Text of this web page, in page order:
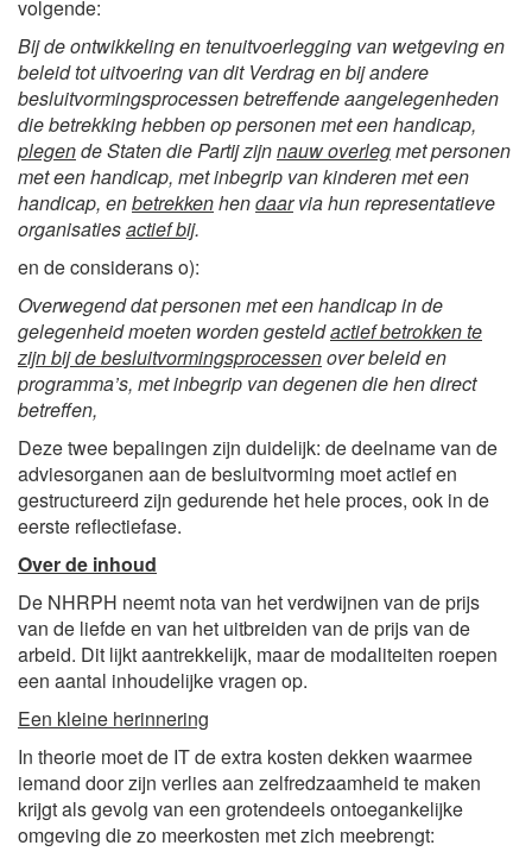
volgende:
Bij de ontwikkeling en tenuitvoerlegging van wetgeving en
beleid tot uitvoering van dit Verdrag en bij andere
besluitvormingsprocessen betreffende aangelegenheden
die betrekking hebben op personen met een handicap,
plegende Staten die Partij zijnnauw overlegmet personen
met een handicap, met inbegrip van kinderen met een
handicap, enbetrekkenhendaarvia hun representatieve
organisatiesactief bij.
en de considerans o):
Overwegend dat personen met een handicap in de
gelegenheid moeten worden gesteldactief betrokken te
zijn bij de besluitvormingsprocessenover beleid en
programma’s, met inbegrip van degenen die hen direct
betreffen,
Deze twee bepalingen zijn duidelijk: de deelname van de
adviesorganen aan de besluitvorming moet actief en
gestructureerd zijn gedurende het hele proces, ook in de
eerste reflectiefase.
Over de inhoud
De NHRPH neemt nota van het verdwijnen van de prijs
van de liefde en van het uitbreiden van de prijs van de
arbeid. Dit lijkt aantrekkelijk, maar de modaliteiten roepen
een aantal inhoudelijke vragen op.
Een kleine herinnering
In theorie moet de IT de extra kosten dekken waarmee
iemand door zijn verlies aan zelfredzaamheid te maken
krijgt als gevolg van een grotendeels ontoegankelijke
omgeving die zo meerkosten met zich meebrengt: